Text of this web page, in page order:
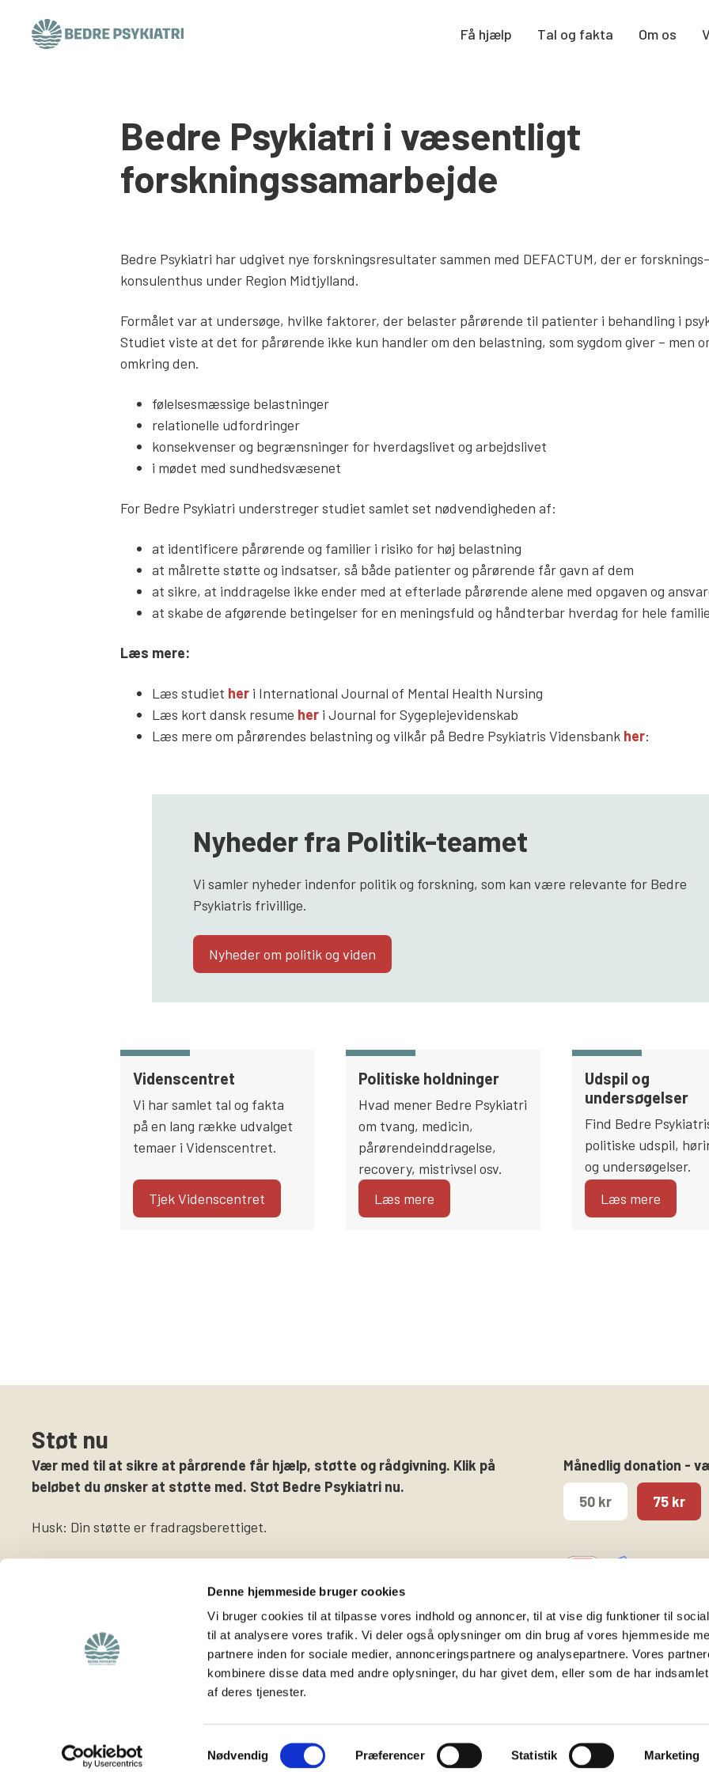
Denne hjemmeside bruger cookies
Vi bruger cookies til at tilpasse vores indhold og annoncer, til at vise dig funktioner til
til at analysere vores trafik. Vi deler også oplysninger om din brug af vores hjemmeside
partnere inden for sociale medier, annonceringspartnere og analysepartnere. Vores
kombinere disse data med andre oplysninger, du har givet dem, eller som de har
af deres tjenester.
Samtykkevalg
Nødvendig Præferencer Statistik Marketing
Få hjælp Tal og fakta Om os
Bedre Psykiatri i væsentligt
forskningssamarbejde
Bedre Psykiatri har udgivet nye forskningsresultater sammen med DEFACTUM, der er
konsulenthus under Region Midtjylland.
Formålet var at undersøge, hvilke faktorer, der belaster pårørende til patienter i behandling i
Studiet viste at det for pårørende ikke kun handler om den belastning, som sygdom giver – men
omkring den.
følelsesmæssige belastninger
relationelle udfordringer
konsekvenser og begrænsninger for hverdagslivet og arbejdslivet
i mødet med sundhedsvæsenet
For Bedre Psykiatri understreger studiet samlet set nødvendigheden af:
at identificere pårørende og familier i risiko for høj belastning
at målrette støtte og indsatser, så både patienter og pårørende får gavn af dem
at sikre, at inddragelse ikke ender med at efterlade pårørende alene med opgaven og
at skabe de afgørende betingelser for en meningsfuld og håndterbar hverdag for hele
Læs mere:
Læs studiet her i International Journal of Mental Health Nursing
Læs kort dansk resume her i Journal for Sygeplejevidenskab
Læs mere om pårørendes belastning og vilkår på Bedre Psykiatris Vidensbank her:
Nyheder fra Politik-teamet
Vi samler nyheder indenfor politik og forskning, som kan være relevante for Bedre
Psykiatris frivillige.
Nyheder om politik og viden
Videnscentret
Vi har samlet tal og fakta
på en lang række udvalget
temaer i Videnscentret.
Tjek Videnscentret
Politiske holdninger
Hvad mener Bedre Psykiatri
om tvang, medicin,
pårørendeinddragelse,
recovery, mistrivsel osv.
Læs mere
Udspil og
undersøgelser
Find Bedre
politiske udspil,
og undersøgelser.
Læs mere
Støt nu
Vær med til at sikre at pårørende får hjælp, støtte og rådgivning. Klik på
beløbet du ønsker at støtte med. Støt Bedre Psykiatri nu.
Husk: Din støtte er fradragsberettiget.
Månedlig donation -
50 kr 75 kr
Hjemmeside for
frivillige
Støt os
Støt foreningen
Bliv medlem
Følg os på
Twitter
Instagram
Kontakt
1457 København K
T. 53 52 99 00
info@bedrepsykiatri.dk